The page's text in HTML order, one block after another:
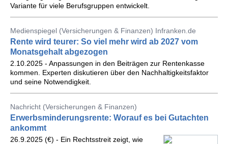
Variante für viele Berufsgruppen entwickelt.
Medienspiegel (Versicherungen & Finanzen) Infranken.de
Rente wird teurer: So viel mehr wird ab 2027 vom
Monatsgehalt abgezogen
2.10.2025 - Anpassungen in den Beiträgen zur Rentenkasse
kommen. Experten diskutieren über den Nachhaltigkeitsfaktor
und seine Notwendigkeit.
Nachricht (Versicherungen & Finanzen)
Erwerbsminderungsrente: Worauf es bei Gutachten
ankommt
26.9.2025 (€) - Ein Rechtsstreit zeigt, wie